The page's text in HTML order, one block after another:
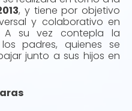
, y tiene por objetivo
y colaborativo en
su vez contepla la
padres, quienes se
junto a sus hijos en